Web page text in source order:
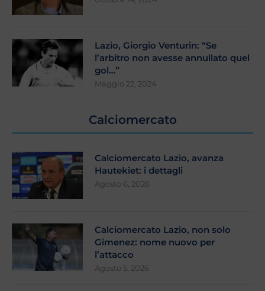
Lazio, Giorgio Venturin: “Se
l’arbitro non avesse annullato quel
gol…”
Maggio 22, 2024
Calciomercato
Calciomercato Lazio, avanza
Hautekiet: i dettagli
Agosto 6, 2026
Calciomercato Lazio, non solo
Gimenez: nome nuovo per
l’attacco
Agosto 5, 2026